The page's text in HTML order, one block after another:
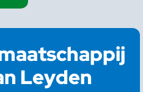
Leyden